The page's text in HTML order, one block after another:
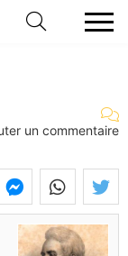
un commentaire